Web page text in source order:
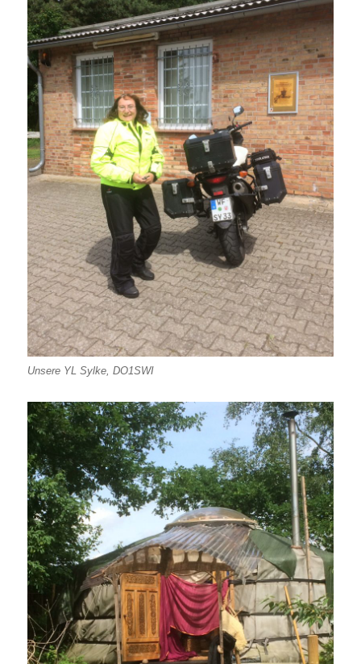
Unsere YL Sylke, DO1SWI